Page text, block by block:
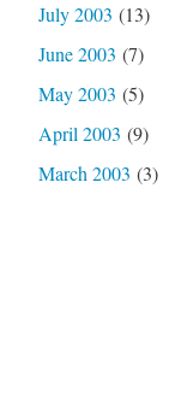
July 2003 (13)
June 2003 (7)
May 2003 (5)
April 2003 (9)
March 2003 (3)